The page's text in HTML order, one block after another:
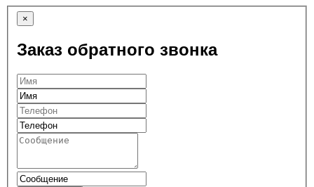
×
Заказ обратного звонка